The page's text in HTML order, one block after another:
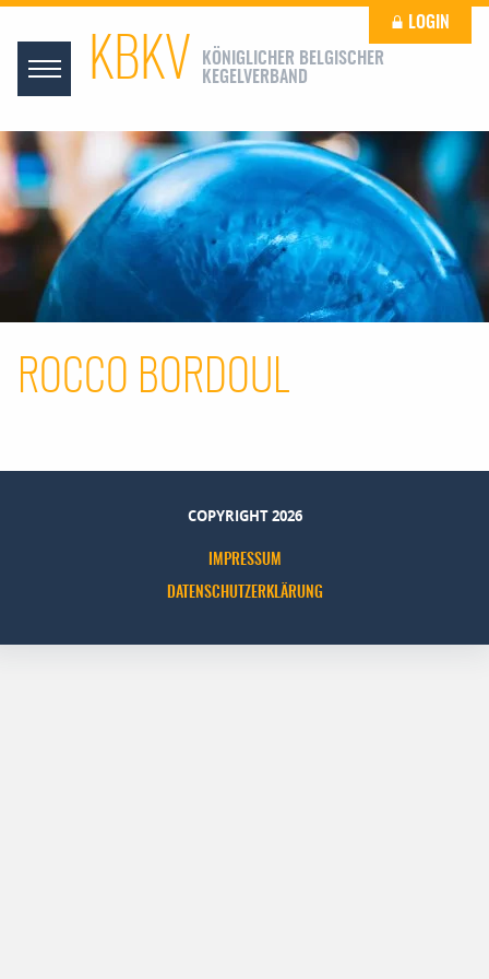
KBKV
KÖNIGLICHER BELGISCHER
KEGELVERBAND
LOGIN
ROCCO BORDOUL
COPYRIGHT 2026
IMPRESSUM
DATENSCHUTZERKLÄRUNG